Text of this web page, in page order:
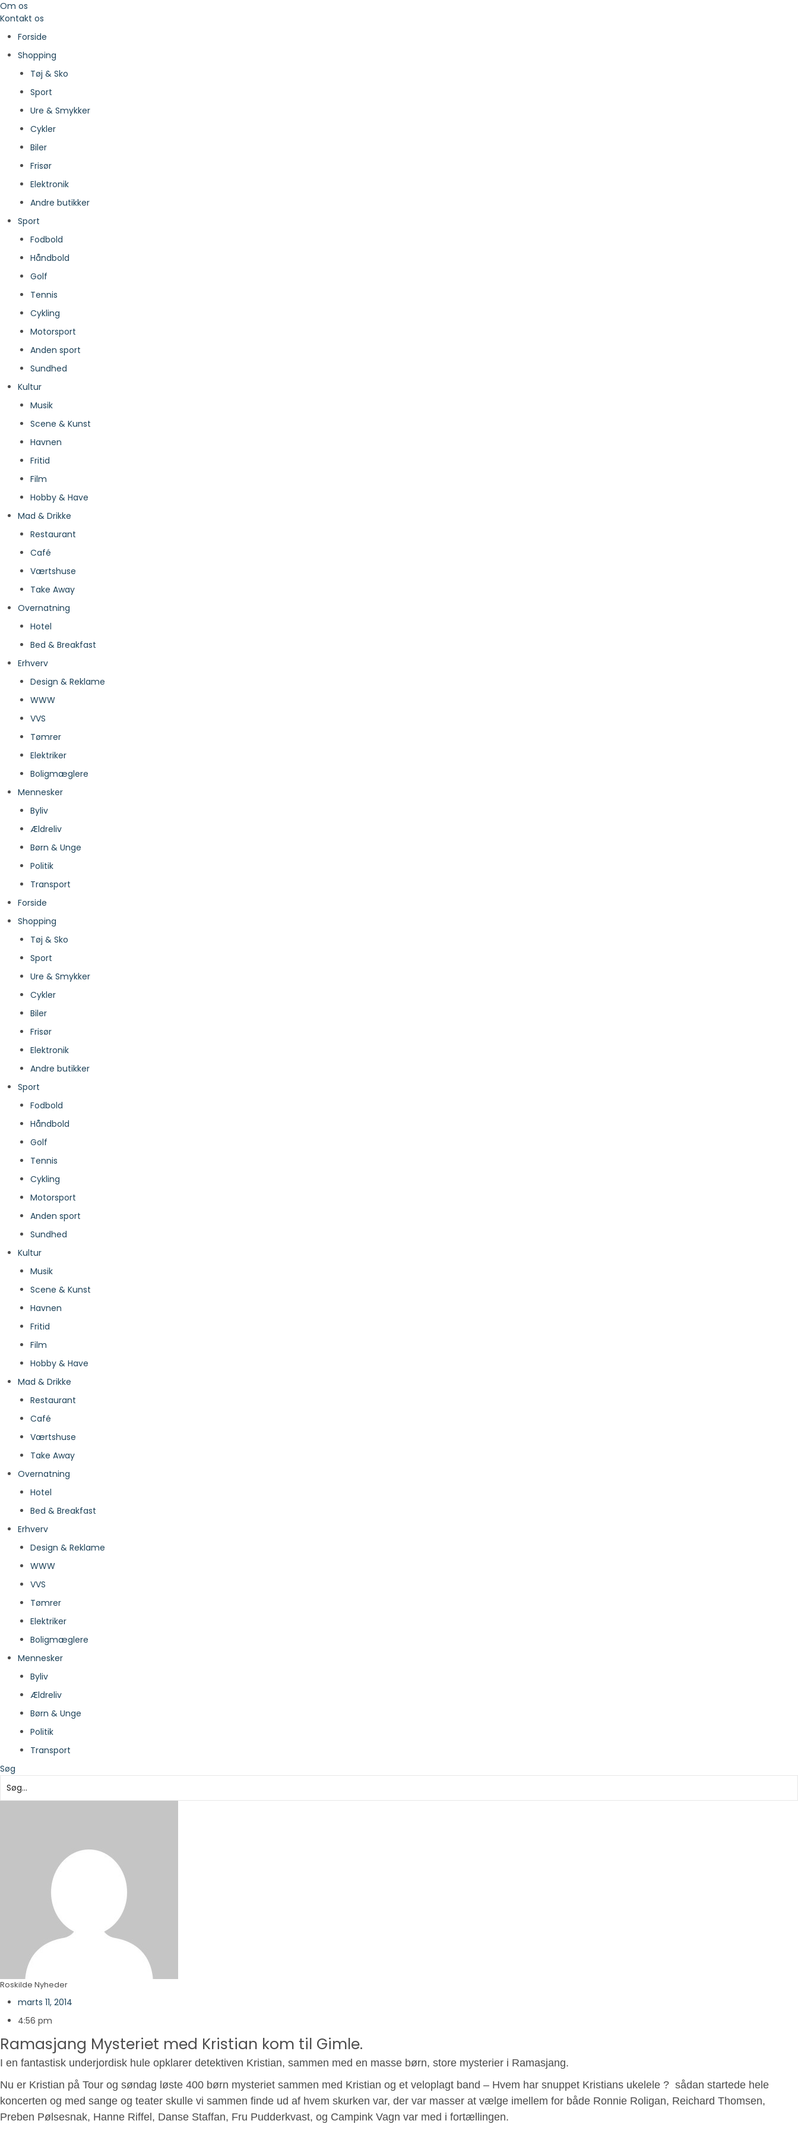
Om os
Kontakt os
Forside
Shopping
Tøj & Sko
Sport
Ure & Smykker
Cykler
Biler
Frisør
Elektronik
Andre butikker
Sport
Fodbold
Håndbold
Golf
Tennis
Cykling
Motorsport
Anden sport
Sundhed
Kultur
Musik
Scene & Kunst
Havnen
Fritid
Film
Hobby & Have
Mad & Drikke
Restaurant
Café
Værtshuse
Take Away
Overnatning
Hotel
Bed & Breakfast
Erhverv
Design & Reklame
WWW
VVS
Tømrer
Elektriker
Boligmæglere
Mennesker
Byliv
Ældreliv
Børn & Unge
Politik
Transport
Forside
Shopping
Tøj & Sko
Sport
Ure & Smykker
Cykler
Biler
Frisør
Elektronik
Andre butikker
Sport
Fodbold
Håndbold
Golf
Tennis
Cykling
Motorsport
Anden sport
Sundhed
Kultur
Musik
Scene & Kunst
Havnen
Fritid
Film
Hobby & Have
Mad & Drikke
Restaurant
Café
Værtshuse
Take Away
Overnatning
Hotel
Bed & Breakfast
Erhverv
Design & Reklame
WWW
VVS
Tømrer
Elektriker
Boligmæglere
Mennesker
Byliv
Ældreliv
Børn & Unge
Politik
Transport
Søg
Roskilde Nyheder
marts 11, 2014
4:56 pm
Ramasjang Mysteriet med Kristian kom til Gimle.
I en fantastisk underjordisk hule opklarer detektiven Kristian, sammen med en masse børn, store mysterier i Ramasjang.
Nu er Kristian på Tour og søndag løste 400 børn mysteriet sammen med Kristian og et veloplagt band – Hvem har snuppet Kristians ukelele ? sådan startede hele
koncerten og med sange og teater skulle vi sammen finde ud af hvem skurken var, der var masser at vælge imellem for både Ronnie Roligan, Reichard Thomsen,
Preben Pølsesnak, Hanne Riffel, Danse Staffan, Fru Pudderkvast, og Campink Vagn var med i fortællingen.